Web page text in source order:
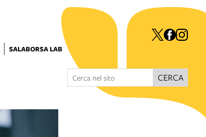
SALABORSA LAB
CERCA